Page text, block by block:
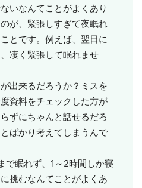
いなんてことがよくあり
が、緊張しすぎて夜眠れ
とです。例えば、翌日に
凄く緊張して眠れませ
出来るだろうか？ミスを
資料をチェックした方が
ずにちゃんと話せるだろ
ばかり考えてしまうんで
で眠れず、1～2時間しか寝
挑むなんてことがよくあ